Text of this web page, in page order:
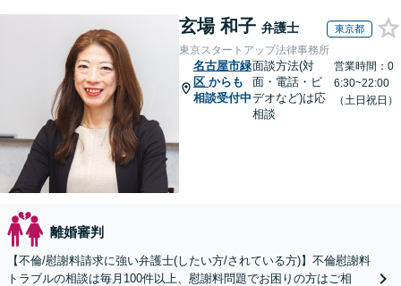
玄場 和子 弁護士 東京都
東京スタートアップ法律事務所
名古屋市緑
区 からも
相談受付中
面談方法(対
面・電話・ビ
デオなど)は応
相談
営業時間：0
6:30~22:00
（土日祝日）
離婚審判
【不倫/慰謝料請求に強い弁護士(したい方/されている方)】不倫慰謝料
トラブルの相談は毎月100件以上、慰謝料問題でお困りの方はご相